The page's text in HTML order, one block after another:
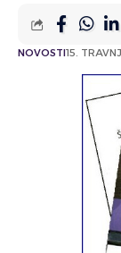
NOVOSTI15.